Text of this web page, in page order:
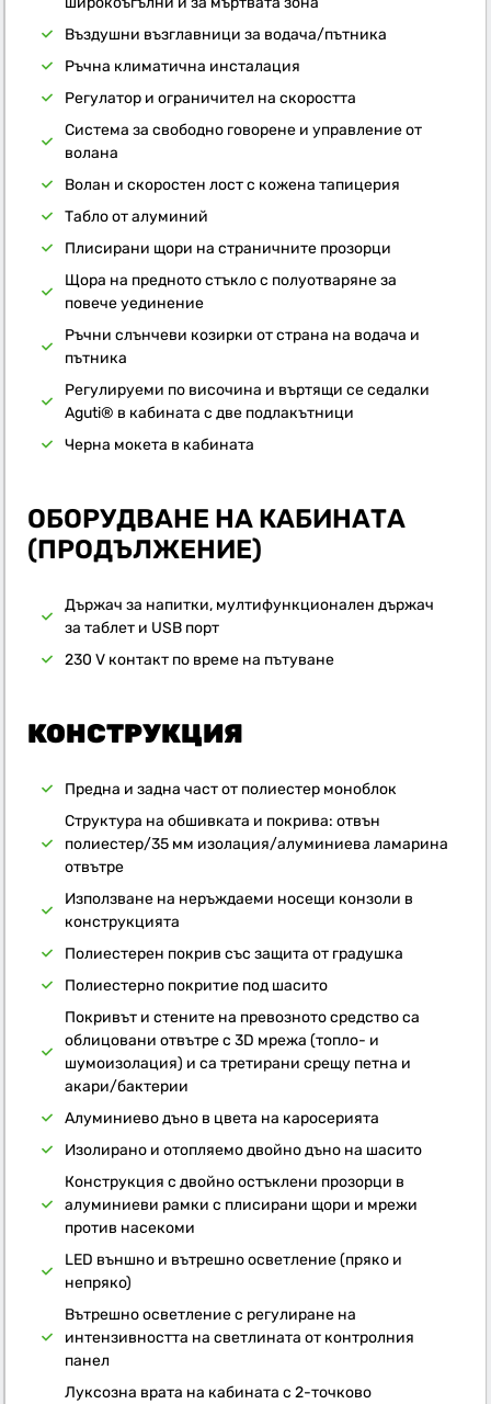
Въздушни възглавници за водача/пътника
Ръчна климатична инсталация
Регулатор и ограничител на скоростта
Система за свободно говорене и управление от
волана
Волан и скоростен лост с кожена тапицерия
Табло от алуминий
Плисирани щори на страничните прозорци
Щора на предното стъкло с полуотваряне за
повече уединение
Ръчни слънчеви козирки от страна на водача и
пътника
Регулируеми по височина и въртящи се седалки
Aguti® в кабината с две подлакътници
Черна мокета в кабината
ОБОРУДВАНЕ НА КАБИНАТА
(ПРОДЪЛЖЕНИЕ)
Държач за напитки, мултифункционален държач
за таблет и USB порт
230 V контакт по време на пътуване
КОНСТРУКЦИЯ
Предна и задна част от полиестер моноблок
Структура на обшивката и покрива: отвън
полиестер/35 мм изолация/алуминиева ламарина
отвътре
Използване на неръждаеми носещи конзоли в
конструкцията
Полиестерен покрив със защита от градушка
Полиестерно покритие под шасито
Покривът и стените на превозното средство са
облицовани отвътре с 3D мрежа (топло- и
шумоизолация) и са третирани срещу петна и
акари/бактерии
Алуминиево дъно в цвета на каросерията
Изолирано и отопляемо двойно дъно на шасито
Конструкция с двойно остъклени прозорци в
алуминиеви рамки с плисирани щори и мрежи
против насекоми
LED външно и вътрешно осветление (пряко и
непряко)
Вътрешно осветление с регулиране на
интензивността на светлината от контролния
панел
Луксозна врата на кабината с 2-точково